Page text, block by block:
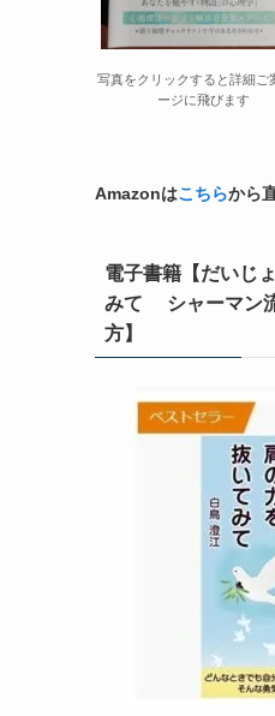
写真をクリックすると詳細ご
ージに飛びます
Amazonはこちらから
電子書籍【だいじ
みて シャーマン
方】